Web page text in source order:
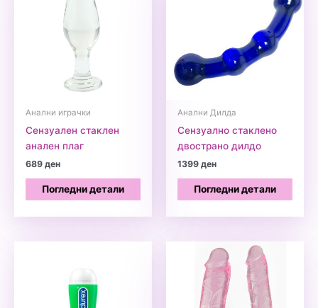
Анални играчки
Сензуален стаклен
анален плаг
689ден
Погледни детали
Анални Дилда
Сензуално стаклено
двострано дилдо
1399ден
Погледни детали